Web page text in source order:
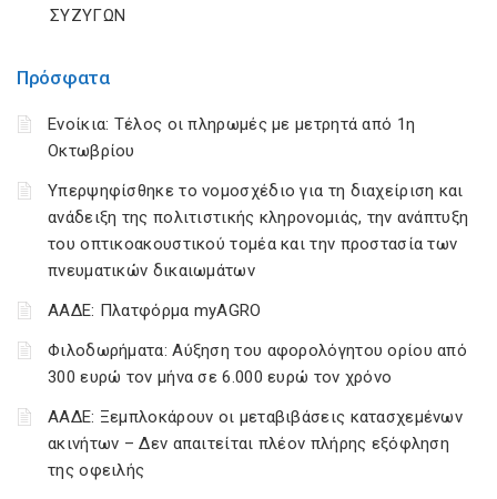
Πρόσφατα
Ενοίκια: Τέλος οι πληρωμές με μετρητά από 1η
Οκτωβρίου
Υπερψηφίσθηκε το νομοσχέδιο για τη διαχείριση και
ανάδειξη της πολιτιστικής κληρονομιάς, την ανάπτυξη
του οπτικοακουστικού τομέα και την προστασία των
πνευματικών δικαιωμάτων
ΑΑΔΕ: Πλατφόρμα myAGRO
Φιλοδωρήματα: Αύξηση του αφορολόγητου ορίου από
300 ευρώ τον μήνα σε 6.000 ευρώ τον χρόνο
ΑΑΔΕ: Ξεμπλοκάρουν οι μεταβιβάσεις κατασχεμένων
ακινήτων – Δεν απαιτείται πλέον πλήρης εξόφληση
της οφειλής
ΣΥΖΥΓΩΝ